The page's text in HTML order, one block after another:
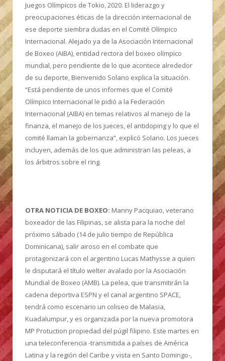
Juegos Olímpicos de Tokio, 2020. El liderazgo y
preocupaciones éticas de la dirección internacional de
ese deporte siembra dudas en el Comité Olímpico
Internacional. Alejado ya de la Asociación Internacional
de Boxeo (AIBA), entidad rectora del boxeo olímpico
mundial, pero pendiente de lo que acontece alrededor
de su deporte, Bienvenido Solano explica la situación.
“Está pendiente de unos informes que el Comité
Olímpico Internacional le pidió a la Federación
Internacional (AIBA) en temas relativos al manejo de la
finanza, el manejo de los jueces, el antidoping y lo que el
comité llaman la gobernanza”, explicó Solano. Los jueces
incluyen, además de los que administran las peleas, a
los árbitros sobre el ring.
OTRA NOTICIA DE BOXEO: Manny Pacquiao, veterano
boxeador de las Filipinas, se alista para la noche del
próximo sábado (14 de julio tiempo de República
Dominicana), salir airoso en el combate que
protagonizará con el argentino Lucas Mathysse a quien
le disputará el título welter avalado por la Asociación
Mundial de Boxeo (AMB). La pelea, que transmitirán la
cadena deportiva ESPN y el canal argentino SPACE,
tendrá como escenario un coliseo de Malasia,
Kuadalumpur, y es organizada por la nueva promotora
MP Protuction propiedad del púgil filipino. Este martes en
una teleconferencia -transmitida a países de América
Latina y la región del Caribe y vista en Santo Domingo-,